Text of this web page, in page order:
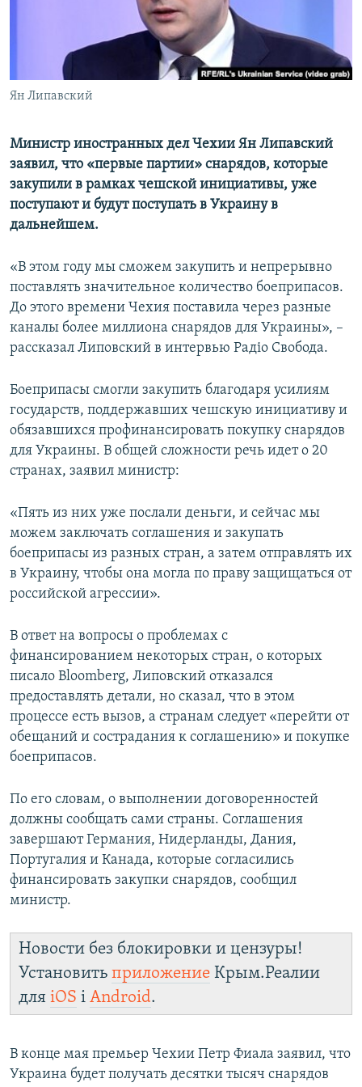
ПОБЕДИТЕЛЕЙ НЕ СУДЯТ?
КРЫМ.НЕПОКОРЕННЫЙ
УКРАИНСКАЯ ПРОБЛЕМА КРЫМА
Ян Липавский
Министр иностранных дел Чехии Ян Липавский
заявил, что «первые партии» снарядов, которые
закупили в рамках чешской инициативы, уже
поступают и будут поступать в Украину в
дальнейшем.
«В этом году мы сможем закупить и непрерывно
поставлять значительное количество боеприпасов.
До этого времени Чехия поставила через разные
каналы более миллиона снарядов для Украины», –
рассказал Липовский в интервью Радіо Свобода.
Боеприпасы смогли закупить благодаря усилиям
государств, поддержавших чешскую инициативу и
обязавшихся профинансировать покупку снарядов
для Украины. В общей сложности речь идет о 20
странах, заявил министр:
«Пять из них уже послали деньги, и сейчас мы
можем заключать соглашения и закупать
боеприпасы из разных стран, а затем отправлять их
в Украину, чтобы она могла по праву защищаться от
российской агрессии».
В ответ на вопросы о проблемах с
финансированием некоторых стран, о которых
писало Bloomberg, Липовский отказался
предоставлять детали, но сказал, что в этом
процессе есть вызов, а странам следует «перейти от
обещаний и сострадания к соглашению» и покупке
боеприпасов.
По его словам, о выполнении договоренностей
должны сообщать сами страны. Соглашения
завершают Германия, Нидерланды, Дания,
Португалия и Канада, которые согласились
финансировать закупки снарядов, сообщил
министр.
Новости без блокировки и цензуры!
Установить приложение Крым.Реалии
для iOS і Android.
В конце мая премьер Чехии Петр Фиала заявил, что
Украина будет получать десятки тысяч снарядов